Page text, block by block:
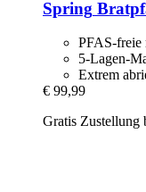
Spring
PFAS-freie
5-Lagen-
Extrem
€ 99,99
Gratis Zustellung